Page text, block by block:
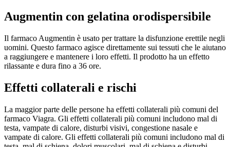
Augmentin con gelatina orodispersibile
Il farmaco Augmentin è usato per trattare la disfunzione erettile negli
uomini. Questo farmaco agisce direttamente sui tessuti che le aiutano
a raggiungere e mantenere i loro effetti. Il prodotto ha un effetto
rilassante e dura fino a 36 ore.
Effetti collaterali e rischi
La maggior parte delle persone ha effetti collaterali più comuni del
farmaco Viagra. Gli effetti collaterali più comuni includono mal di
testa, vampate di calore, disturbi visivi, congestione nasale e
vampate di calore. Gli effetti collaterali più comuni includono mal di